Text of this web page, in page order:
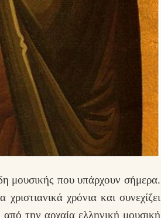
μουσικής που υπάρχουν σήμερα.
χρόνια και συνεχίζει
την αρχαία ελληνική μουσική